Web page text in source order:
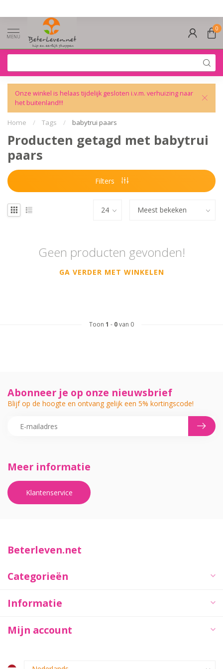
MENU
0
Onze winkel is helaas tijdelijk gesloten i.v.m. verhuizing naar
het buitenland!!!
Home / Tags / babytrui paars
Producten getagd met babytrui
paars
Filters
Geen producten gevonden!
GA VERDER MET WINKELEN
Toon 1 - 0van 0
Meer informatie
Klantenservice
Abonneer je op onze nieuwsbrief
Blijf op de hoogte en ontvang gelijk een 5% kortingscode!
Beterleven.net
Categorieën
Informatie
Mijn account